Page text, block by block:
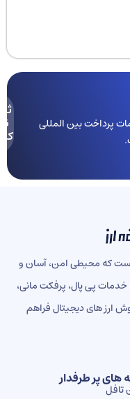
پرداخت بین المللی
ثبت
کنید
که محیطی امن، آسان و
پی پال، پرفکت مانی،
های دیجیتال فراهم
پر طرفدار